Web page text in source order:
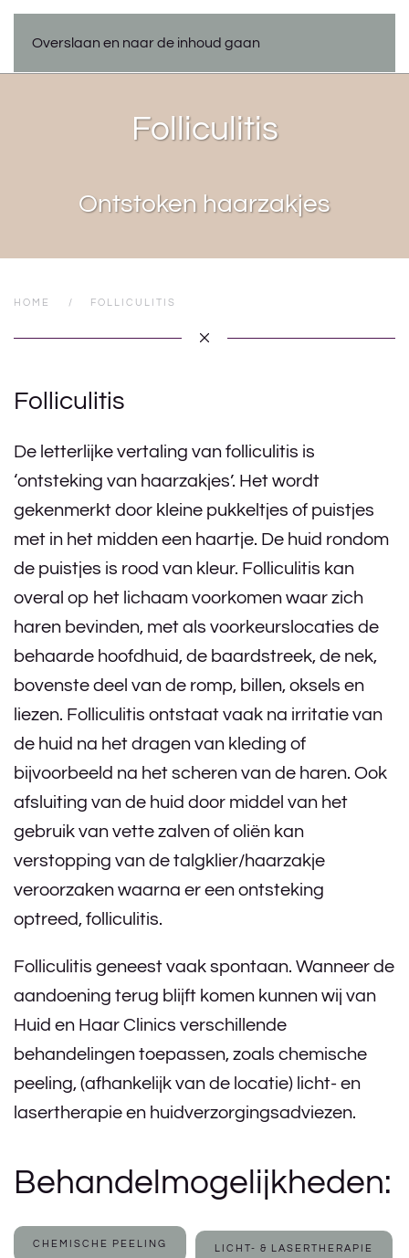
Overslaan en naar de inhoud gaan
Folliculitis
Ontstoken haarzakjes
HOME FOLLICULITIS
Folliculitis
De letterlijke vertaling van folliculitis is
‘ontsteking van haarzakjes’. Het wordt
gekenmerkt door kleine pukkeltjes of puistjes
met in het midden een haartje. De huid rondom
de puistjes is rood van kleur. Folliculitis kan
overal op het lichaam voorkomen waar zich
haren bevinden, met als voorkeurslocaties de
behaarde hoofdhuid, de baardstreek, de nek,
bovenste deel van de romp, billen, oksels en
liezen. Folliculitis ontstaat vaak na irritatie van
de huid na het dragen van kleding of
bijvoorbeeld na het scheren van de haren. Ook
afsluiting van de huid door middel van het
gebruik van vette zalven of oliën kan
verstopping van de talgklier/haarzakje
veroorzaken waarna er een ontsteking
optreed, folliculitis.
Folliculitis geneest vaak spontaan. Wanneer de
aandoening terug blijft komen kunnen wij van
Huid en Haar Clinics verschillende
behandelingen toepassen, zoals chemische
peeling, (afhankelijk van de locatie) licht- en
lasertherapie en huidverzorgingsadviezen.
Behandelmogelijkheden:
CHEMISCHE PEELING LICHT- & LASERTHERAPIE